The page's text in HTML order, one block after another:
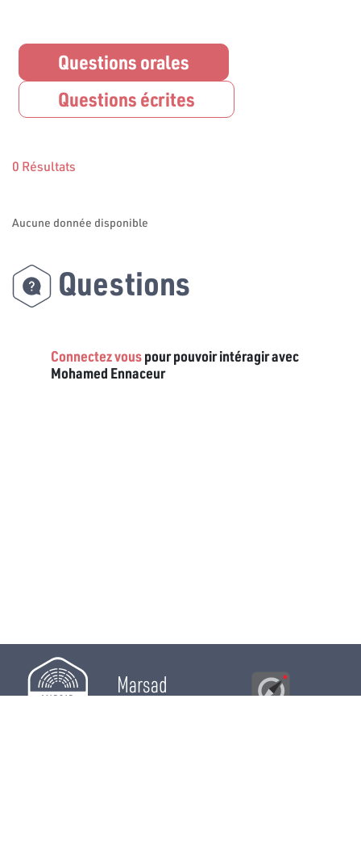
Questions orales
Questions écrites
0 Résultats
Aucune donnée disponible
Questions
Connectez vouspour pouvoir intéragir avec
Mohamed Ennaceur
Marsad